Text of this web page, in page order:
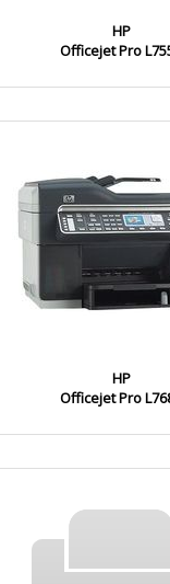
HP
Officejet Pro
HP
Officejet Pro